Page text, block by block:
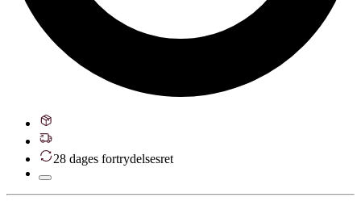
28 dages fortrydelsesret